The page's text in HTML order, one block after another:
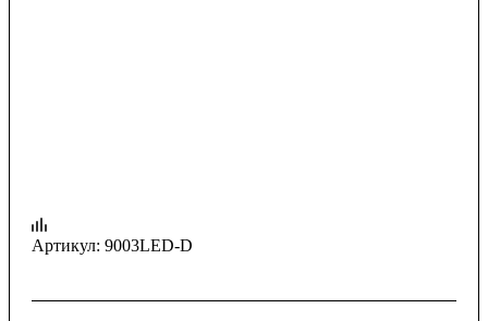
Артикул: 9003LED-D